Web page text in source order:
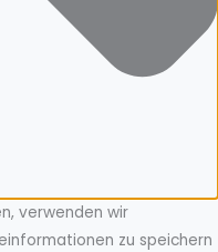
verwenden wir
zu speichern